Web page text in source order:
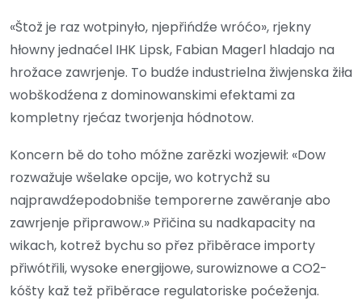
«Štož je raz wotpinyło, njepřińdźe wróćo», rjekny
hłowny jednaćel IHK Lipsk, Fabian Magerl hladajo na
hrožace zawrjenje. To budźe industrielna žiwjenska žiła
wobškodźena z dominowanskimi efektami za
kompletny rjećaz tworjenja hódnotow.
Koncern bě do toho móžne zarězki wozjewił: «Dow
rozwažuje wšelake opcije, wo kotrychž su
najprawdźepodobniše temporerne zawěranje abo
zawrjenje připrawow.» Přičina su nadkapacity na
wikach, kotrež bychu so přez přiběrace importy
přiwótřili, wysoke energijowe, surowiznowe a CO2-
kóšty kaž tež přiběrace regulatoriske poćeženja.